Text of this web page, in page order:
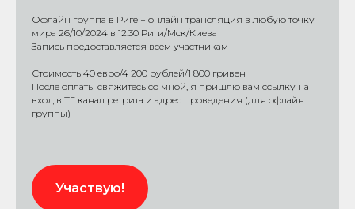
Офлайн группа в Риге + онлайн трансляция в любую точку
мира 26/10/2024 в 12:30 Риги/Мск/Киева
Запись предоставляется всем участникам
Стоимость 40 евро/4 200 рублей/1 800 гривен
После оплаты свяжитесь со мной, я пришлю вам ссылку на
вход в ТГ канал ретрита и адрес проведения (для офлайн
группы)
Участвую!